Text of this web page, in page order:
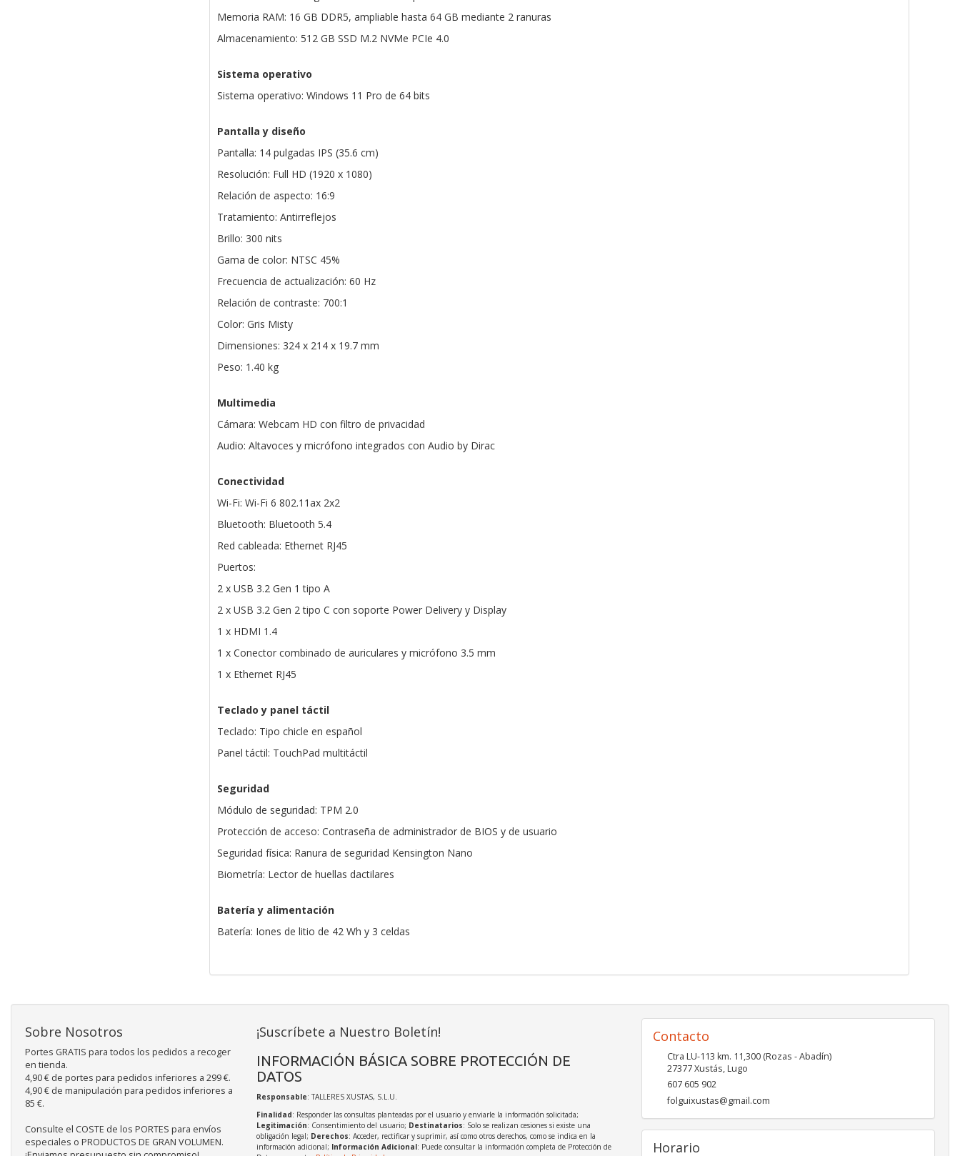
Memoria RAM: 16 GB DDR5, ampliable hasta 64 GB mediante 2 ranuras
Almacenamiento: 512 GB SSD M.2 NVMe PCIe 4.0
Sistema operativo
Sistema operativo: Windows 11 Pro de 64 bits
Pantalla y diseño
Pantalla: 14 pulgadas IPS (35.6 cm)
Resolución: Full HD (1920 x 1080)
Relación de aspecto: 16:9
Tratamiento: Antirreflejos
Brillo: 300 nits
Gama de color: NTSC 45%
Frecuencia de actualización: 60 Hz
Relación de contraste: 700:1
Color: Gris Misty
Dimensiones: 324 x 214 x 19.7 mm
Peso: 1.40 kg
Multimedia
Cámara: Webcam HD con filtro de privacidad
Audio: Altavoces y micrófono integrados con Audio by Dirac
Conectividad
Wi-Fi: Wi-Fi 6 802.11ax 2x2
Bluetooth: Bluetooth 5.4
Red cableada: Ethernet RJ45
Puertos:
2 x USB 3.2 Gen 1 tipo A
2 x USB 3.2 Gen 2 tipo C con soporte Power Delivery y Display
1 x HDMI 1.4
1 x Conector combinado de auriculares y micrófono 3.5 mm
1 x Ethernet RJ45
Teclado y panel táctil
Teclado: Tipo chicle en español
Panel táctil: TouchPad multitáctil
Seguridad
Módulo de seguridad: TPM 2.0
Protección de acceso: Contraseña de administrador de BIOS y de usuario
Seguridad física: Ranura de seguridad Kensington Nano
Biometría: Lector de huellas dactilares
Batería y alimentación
Batería: Iones de litio de 42 Wh y 3 celdas
Sobre Nosotros
Portes GRATIS para todos los pedidos a recoger
en tienda.
4,90 € de portes para pedidos inferiores a 299 €.
4,90 € de manipulación para pedidos inferiores a
85 €.
Consulte el COSTE de los PORTES para envíos
especiales o PRODUCTOS DE GRAN VOLUMEN.
¡Suscríbete a Nuestro Boletín!
INFORMACIÓN BÁSICA SOBRE PROTECCIÓN DE
DATOS
Responsable: TALLERES XUSTAS, S.L.U.
Finalidad: Responder las consultas planteadas por el usuario y enviarle la información solicitada;
Legitimación: Consentimiento del usuario; Destinatarios: Solo se realizan cesiones si existe una
obligación legal; Derechos: Acceder, rectificar y suprimir, así como otros derechos, como se indica en la
información adicional; Información Adicional: Puede consultar la información completa de Protección de
Contacto
Ctra LU-113 km. 11,300 (Rozas - Abadín)
27377Xustás,Lugo
607 605 902
folguixustas@gmail.com
Horario